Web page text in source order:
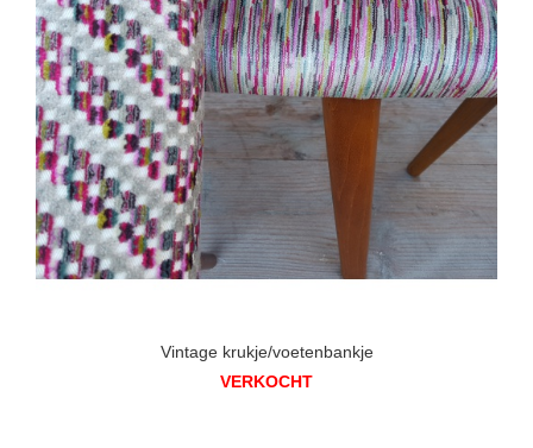
Vintage krukje/voetenbankje
VERKOCHT